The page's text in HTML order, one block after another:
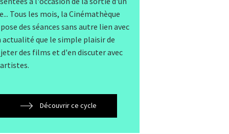
Tous les mois, la Cinémathèque
des séances sans autre lien avec
actualité que le simple plaisir de
des films et d'en discuter avec
Découvrir ce cycle